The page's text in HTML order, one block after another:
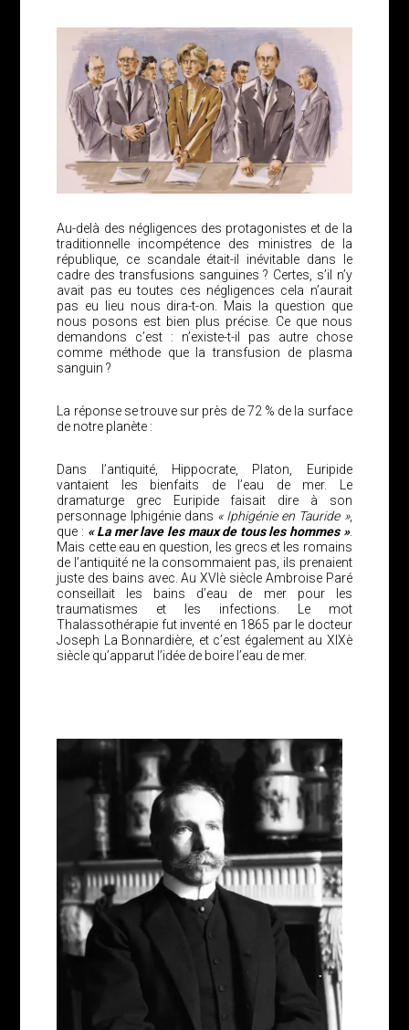
Au-delà des négligences des protagonistes et de la
traditionnelle incompétence des ministres de la
république, ce scandale était-il inévitable dans le
cadre des transfusions sanguines ? Certes, s’il n’y
avait pas eu toutes ces négligences cela n’aurait
pas eu lieu nous dira-t-on. Mais la question que
nous posons est bien plus précise. Ce que nous
demandons c’est : n’existe-t-il pas autre chose
comme méthode que la transfusion de plasma
sanguin ?
La réponse se trouve sur près de 72 % de la surface
de notre planète :
Dans l’antiquité, Hippocrate, Platon, Euripide
vantaient les bienfaits de l’eau de mer. Le
dramaturge grec Euripide faisait dire à son
personnage Iphigénie dans « Iphigénie en Tauride »,
que : « La mer lave les maux de tous les hommes ».
Mais cette eau en question, les grecs et les romains
de l’antiquité ne la consommaient pas, ils prenaient
juste des bains avec. Au XVIè siècle Ambroise Paré
conseillait les bains d’eau de mer pour les
traumatismes et les infections. Le mot
Thalassothérapie fut inventé en 1865 par le docteur
Joseph La Bonnardière, et c’est également au XIXè
siècle qu’apparut l’idée de boire l’eau de mer.